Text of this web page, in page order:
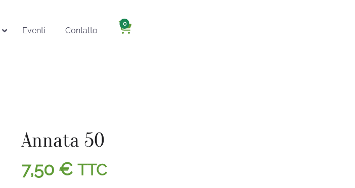
Eventi Contatto
0
Annata 50
7,50 € TTC